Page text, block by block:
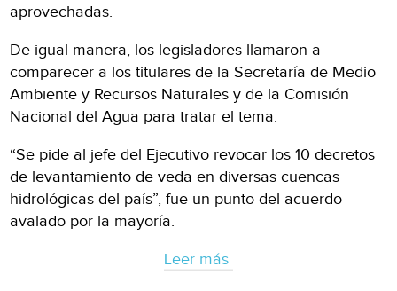
aprovechadas.
De igual manera, los legisladores llamaron a
comparecer a los titulares de la Secretaría de Medio
Ambiente y Recursos Naturales y de la Comisión
Nacional del Agua para tratar el tema.
“Se pide al jefe del Ejecutivo revocar los 10 decretos
de levantamiento de veda en diversas cuencas
hidrológicas del país”, fue un punto del acuerdo
avalado por la mayoría.
Leer más